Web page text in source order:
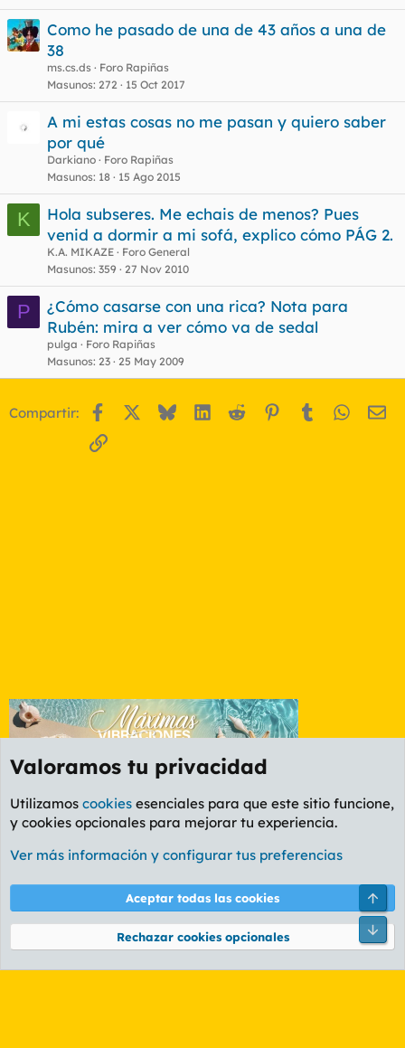
Como he pasado de una de 43 años a una de
38
ms.cs.ds
Foro Rapiñas
Masunos 272 15 Oct 2017
A mi estas cosas no me pasan y quiero saber
por qué
Darkiano
Foro Rapiñas
Masunos 18 15 Ago 2015
K
Hola subseres. Me echais de menos? Pues
venid a dormir a mi sofá, explico cómo PÁG 2.
K.A. MIKAZE
Foro General
Masunos 359 27 Nov 2010
P
¿Cómo casarse con una rica? Nota para
Rubén: mira a ver cómo va de sedal
pulga
Foro Rapiñas
Masunos 23 25 May 2009
Compartir: Facebook BlueskyLinkedIn
Reddit Pinterest
Tumblr
Enlace
Foro General
Cookies
PL OLDSTYLE AMARILLO
Términos y reglas Política de privacidad Ayuda
Community platform by XenForo® © 2010-2026 XenForo Ltd.
Valoramos tu privacidad
Utilizamos cookies esenciales para que este sitio funcione,
y cookies opcionales para mejorar tu experiencia.
Ver más información y configurar tus preferencias
Aceptar todas las cookies
Rechazar cookies opcionales
Pie